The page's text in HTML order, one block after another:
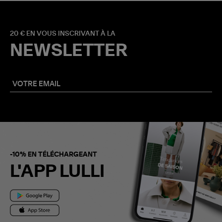
20 € EN VOUS INSCRIVANT À LA
NEWSLETTER
-10% EN TÉLÉCHARGEANT
L'APP LULLI